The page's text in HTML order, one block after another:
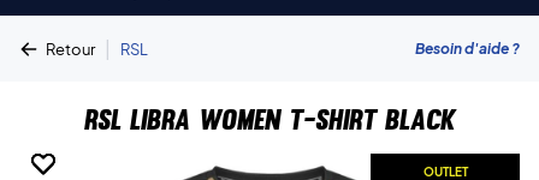
Retour | RSL Besoin d'aide ?
RSL Libra Women T-shirt Black
OUTLET
OUTLET
OUTLET